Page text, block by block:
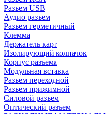
Разъем USB
Аудио разъем
Разъем герметичный
Клемма
Держатель карт
Изолирующий колпачок
Корпус разъема
Модульная вставка
Разъем переходной
Разъем прижимной
Силовой разъем
Оптический разъем